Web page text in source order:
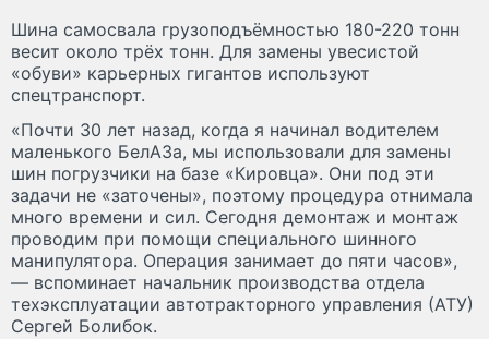
Шина самосвала грузоподъёмностью 180-220 тонн
весит около трёх тонн. Для замены увесистой
«обуви» карьерных гигантов используют
спецтранспорт.
«Почти 30 лет назад, когда я начинал водителем
маленького БелАЗа, мы использовали для замены
шин погрузчики на базе «Кировца». Они под эти
задачи не «заточены», поэтому процедура отнимала
много времени и сил. Сегодня демонтаж и монтаж
проводим при помощи специального шинного
манипулятора. Операция занимает до пяти часов»,
— вспоминает начальник производства отдела
техэксплуатации автотракторного управления (АТУ)
Сергей Болибок.